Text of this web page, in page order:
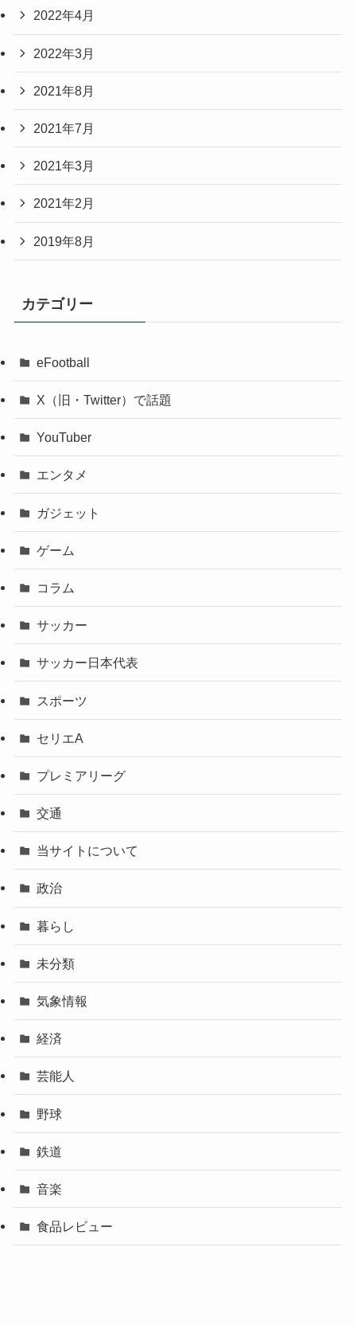
2022年4月
2022年3月
2021年8月
2021年7月
2021年3月
2021年2月
2019年8月
カテゴリー
eFootball
X（旧・Twitter）で話題
YouTuber
エンタメ
ガジェット
ゲーム
コラム
サッカー
サッカー日本代表
スポーツ
セリエA
プレミアリーグ
交通
当サイトについて
政治
暮らし
未分類
気象情報
経済
芸能人
野球
鉄道
音楽
食品レビュー